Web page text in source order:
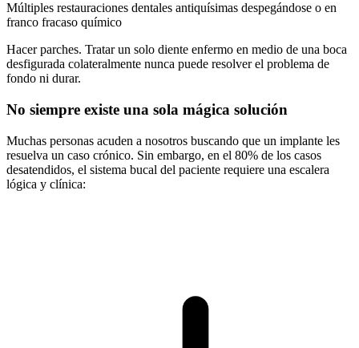
Múltiples restauraciones dentales antiquísimas despegándose o en
franco fracaso químico
Hacer parches. Tratar un solo diente enfermo en medio de una boca
desfigurada colateralmente nunca puede resolver el problema de
fondo ni durar.
No siempre existe una sola mágica solución
Muchas personas acuden a nosotros buscando que un implante les
resuelva un caso crónico. Sin embargo, en el 80% de los casos
desatendidos, el sistema bucal del paciente requiere una escalera
lógica y clínica: